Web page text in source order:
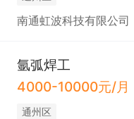
南通虹波科技有限公司
氩弧焊工
4000-10000元/月
通州区